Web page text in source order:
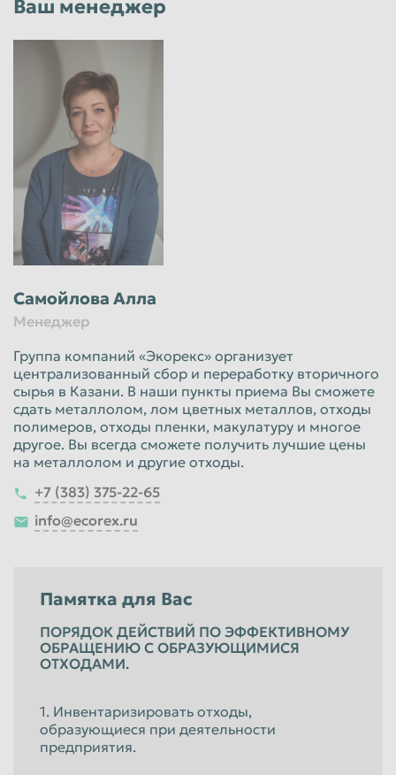
Ваш менеджер
Самойлова Алла
Менеджер
Группа компаний «Экорекс» организует
централизованный сбор и переработку вторичного
сырья в Казани. В наши пункты приема Вы сможете
сдать металлолом, лом цветных металлов, отходы
полимеров, отходы пленки, макулатуру и многое
другое. Вы всегда сможете получить лучшие цены
на металлолом и другие отходы.
+7 (383) 375-22-65
info@ecorex.ru
Памятка для Вас
ПОРЯДОК ДЕЙСТВИЙ ПО ЭФФЕКТИВНОМУ
ОБРАЩЕНИЮ С ОБРАЗУЮЩИМИСЯ
ОТХОДАМИ.
1. Инвентаризировать отходы,
образующиеся при деятельности
предприятия.